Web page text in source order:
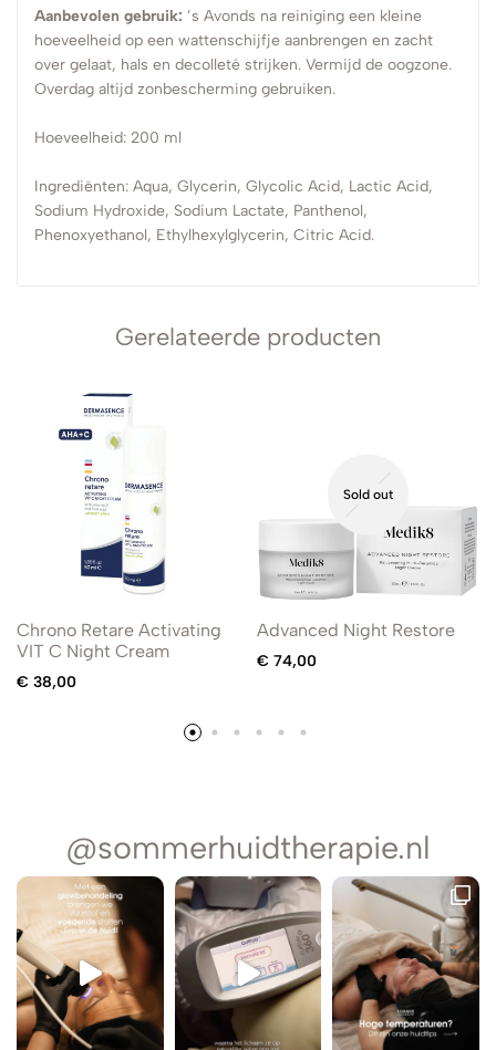
Aanbevolen gebruik: ’s Avonds na reiniging een kleine
hoeveelheid op een wattenschijfje aanbrengen en zacht
over gelaat, hals en decolleté strijken. Vermijd de oogzone.
Overdag altijd zonbescherming gebruiken.
Hoeveelheid: 200 ml
Ingrediënten: Aqua, Glycerin, Glycolic Acid, Lactic Acid,
Sodium Hydroxide, Sodium Lactate, Panthenol,
Phenoxyethanol, Ethylhexylglycerin, Citric Acid.
Gerelateerde producten
Chrono Retare Activating
VIT C Night Cream
€ 38,00
Sold out
Advanced Night Restore
€ 74,00
@sommerhuidtherapie.nl